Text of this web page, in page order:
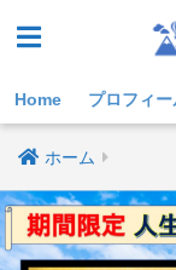
Home プロフィー
ホーム